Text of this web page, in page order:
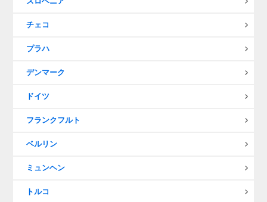
チェコ
プラハ
デンマーク
ドイツ
フランクフルト
ベルリン
ミュンヘン
トルコ